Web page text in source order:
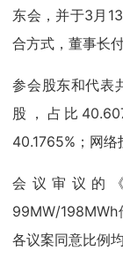
东会，并于3月
合方式，董事长
参会股东和代表
股，占比
40.1765%；网络
会议审议的
99MW/198MWh
各议案同意比例